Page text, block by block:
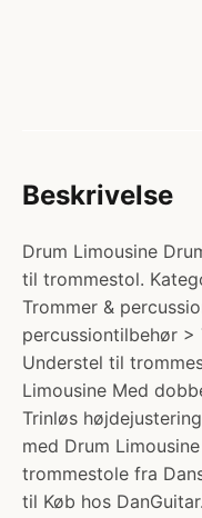
Beskrivelse
Drum Limousine
til trommestol.
Trommer &
percussiontilbehør >
Understel til
Limousine Med
Trinløs
med Drum
trommestole fra
til Køb hos